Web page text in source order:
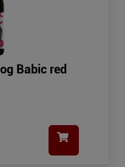
Babic red